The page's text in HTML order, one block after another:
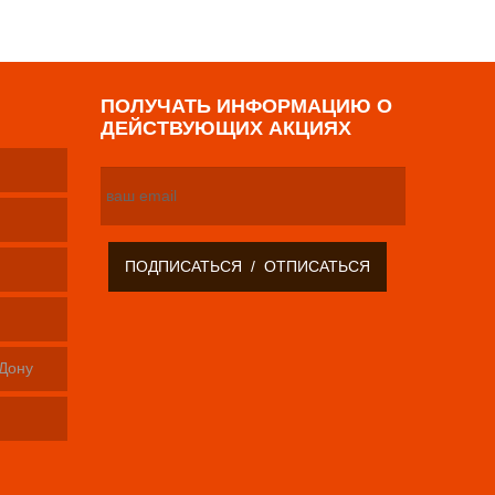
ПОЛУЧАТЬ ИНФОРМАЦИЮ О
ДЕЙСТВУЮЩИХ АКЦИЯХ